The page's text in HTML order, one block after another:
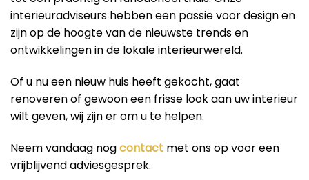
interieuradviseurs hebben een passie voor design en
zijn op de hoogte van de nieuwste trends en
ontwikkelingen in de lokale interieurwereld.
Of u nu een nieuw huis heeft gekocht, gaat
renoveren of gewoon een frisse look aan uw interieur
wilt geven, wij zijn er om u te helpen.
Neem vandaag nogcontact met ons op voor een
vrijblijvend adviesgesprek.